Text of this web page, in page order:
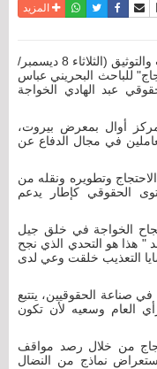
للطباعة
حفظ الموضوع
أرسل الى صديق
فيسبوكتويترواتسابالمزيد
مرآة البحرين: احتفل مركز "أوال" للدراسات والتوثيق (الثلاثاء 8 ديسمبر/
الاحتجاج" للباحث البحريني عباس
عبد الهادي الخواجة
أوال بمعرض بيروت،
في مجال الدفاع عن
وتطويره ونقله من
الحقوقي كإطار يدعم
الخواجة في خلق جيل
" هذا هو التحدي الذي نجح
التعذيب خلقت وعي لدى
صناعة الحقوقيين، يتتبع
العام وسعيه لأن تكون
من خلال رصد مواقف
نماذج من النضال